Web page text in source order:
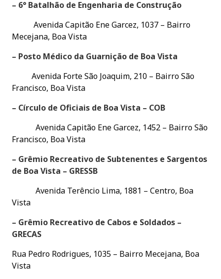
– 6° Batalhão de Engenharia de Construção
Avenida Capitão Ene Garcez, 1037 – Bairro
Mecejana, Boa Vista
– Posto Médico da Guarnição de Boa Vista
Avenida Forte São Joaquim, 210 – Bairro São
Francisco, Boa Vista
– Círculo de Oficiais de Boa Vista – COB
Avenida Capitão Ene Garcez, 1452 – Bairro São
Francisco, Boa Vista
– Grêmio Recreativo de Subtenentes e Sargentos
de Boa Vista – GRESSB
Avenida Terêncio Lima, 1881 – Centro, Boa
Vista
– Grêmio Recreativo de Cabos e Soldados –
GRECAS
Rua Pedro Rodrigues, 1035 – Bairro Mecejana, Boa
Vista